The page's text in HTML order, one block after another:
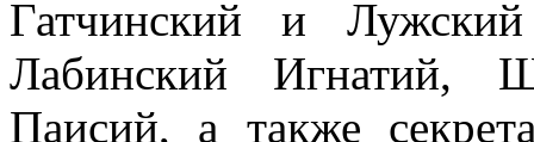
Гатчинский и
Лабинский Игнатий,
Паисий, а также